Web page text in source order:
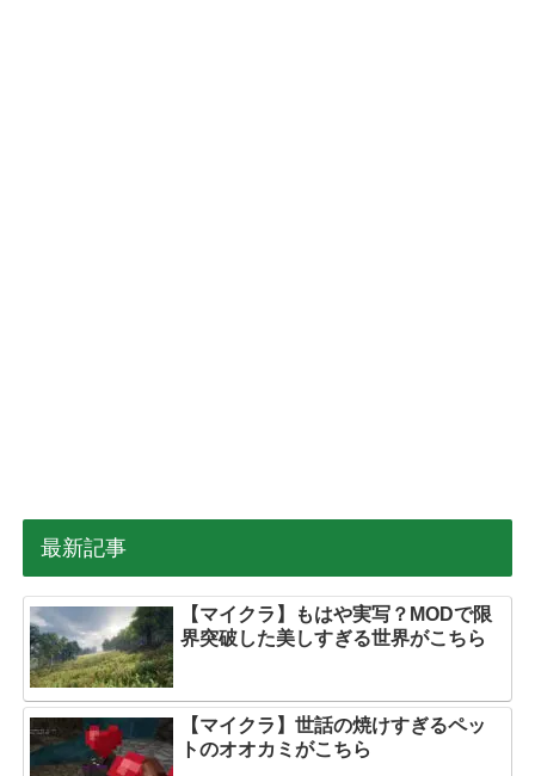
最新記事
【マイクラ】もはや実写？MODで限
界突破した美しすぎる世界がこちら
【マイクラ】世話の焼けすぎるペッ
トのオオカミがこちら